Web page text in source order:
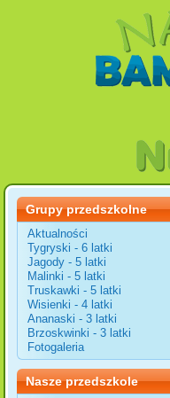
Grupy przedszkolne
Aktualności
Tygryski - 6 latki
Jagody - 5 latki
Malinki - 5 latki
Truskawki - 5 latki
Wisienki - 4 latki
Ananaski - 3 latki
Brzoskwinki - 3 latki
Fotogaleria
Nasze przedszkole